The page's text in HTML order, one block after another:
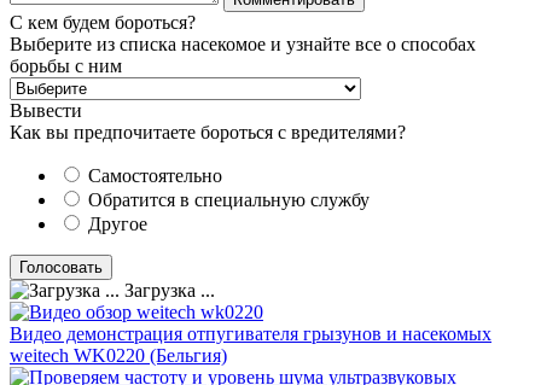
С кем будем бороться?
Выберите из списка насекомое и узнайте все о способах
борьбы с ним
Вывести
Как вы предпочитаете бороться с вредителями?
Самостоятельно
Обратится в специальную службу
Другое
Загрузка ...
Видео демонстрация отпугивателя грызунов и насекомых
weitech WK0220 (Бельгия)